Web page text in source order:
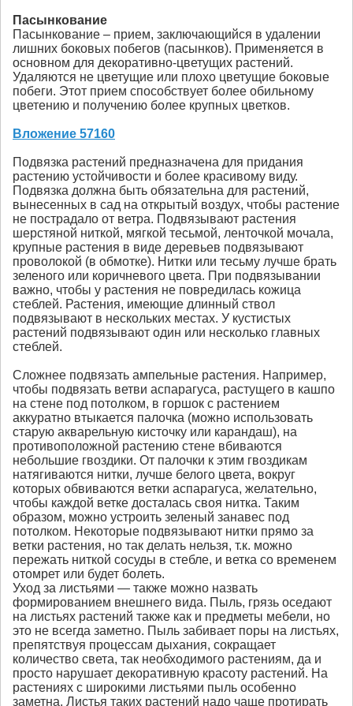
Пасынкование
Пасынкование – прием, заключающийся в удалении
лишних боковых побегов (пасынков). Применяется в
основном для декоративно-цветущих растений.
Удаляются не цветущие или плохо цветущие боковые
побеги. Этот прием способствует более обильному
цветению и получению более крупных цветков.
Вложение 57160
Подвязка растений предназначена для придания
растению устойчивости и более красивому виду.
Подвязка должна быть обязательна для растений,
вынесенных в сад на открытый воздух, чтобы растение
не пострадало от ветра. Подвязывают растения
шерстяной ниткой, мягкой тесьмой, ленточкой мочала,
крупные растения в виде деревьев подвязывают
проволокой (в обмотке). Нитки или тесьму лучше брать
зеленого или коричневого цвета. При подвязывании
важно, чтобы у растения не повредилась кожица
стеблей. Растения, имеющие длинный ствол
подвязывают в нескольких местах. У кустистых
растений подвязывают один или несколько главных
стеблей.
Сложнее подвязать ампельные растения. Например,
чтобы подвязать ветви аспарагуса, растущего в кашпо
на стене под потолком, в горшок с растением
аккуратно втыкается палочка (можно использовать
старую акварельную кисточку или карандаш), на
противоположной растению стене вбиваются
небольшие гвоздики. От палочки к этим гвоздикам
натягиваются нитки, лучше белого цвета, вокруг
которых обвиваются ветки аспарагуса, желательно,
чтобы каждой ветке досталась своя нитка. Таким
образом, можно устроить зеленый занавес под
потолком. Некоторые подвязывают нитки прямо за
ветки растения, но так делать нельзя, т.к. можно
пережать ниткой сосуды в стебле, и ветка со временем
отомрет или будет болеть.
Уход за листьями — также можно назвать
формированием внешнего вида. Пыль, грязь оседают
на листьях растений также как и предметы мебели, но
это не всегда заметно. Пыль забивает поры на листьях,
препятствуя процессам дыхания, сокращает
количество света, так необходимого растениям, да и
просто нарушает декоративную красоту растений. На
растениях с широкими листьями пыль особенно
заметна. Листья таких растений надо чаще протирать